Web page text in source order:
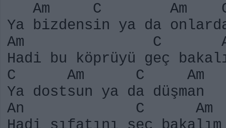
Am C Am
Ya bizdensin ya da
Am C
Hadi bu köprüyü geç
C Am C Am
Ya dostsun ya da düşman
An C Am